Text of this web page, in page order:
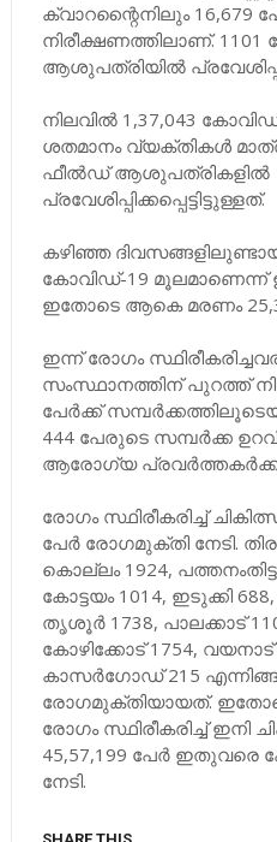
ക്വാറന്റൈനിലും 16,679
നിരീക്ഷണത്തിലാണ്.
ആശുപത്രിയില്‍
നിലവില്‍ 1,37,043
ശതമാനം വ്യക്തികള്‍
ഫീല്‍ഡ് ആശുപത്രികളില്‍
പ്രവേശിപ്പിക്കപ്പെട്ടിട്ടുള്ളത്.
കഴിഞ്ഞ
കോവിഡ്-19 മൂലമാണെന്ന്
ഇതോടെ ആകെ മരണം
ഇന്ന് രോഗം
സംസ്ഥാനത്തിന് പുറത്ത്
പേര്‍ക്ക്
444 പേരുടെ സമ്പര്‍ക്ക
ആരോഗ്യ
രോഗം സ്ഥിരീകരിച്ച്
പേര്‍ രോഗമുക്തി നേടി.
കൊല്ലം 1924,
കോട്ടയം 1014, ഇടുക്കി
തൃശൂര്‍ 1738, പാലക്കാട്
കോഴിക്കോട് 1754, വയനാട്
കാസര്‍ഗോഡ് 215
രോഗമുക്തിയായത്.
രോഗം സ്ഥിരീകരിച്ച് ഇനി
45,57,199 പേര്‍ ഇതുവരെ
നേടി.